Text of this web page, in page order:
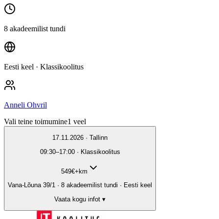
8 akadeemilist tundi
Eesti keel · Klassikoolitus
Anneli Ohvril
Vali teine toimumine1 veel
17.11.2026 · Tallinn
09:30–17:00 · Klassikoolitus
549€+km
Vana-Lõuna 39/1 · 8 akadeemilist tundi · Eesti keel
Vaata kogu infot ▾